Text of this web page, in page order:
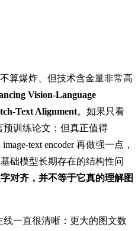
算爆炸、但技术含金量非常高
Vision-Language
Text Alignment。如果只看
训练论文；但真正值得
text encoder 再做强一点，
础模型长期存在的结构性问
对齐，并不等于它真的理解图
一直很清晰：更大的图文数